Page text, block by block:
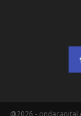
@2026 -